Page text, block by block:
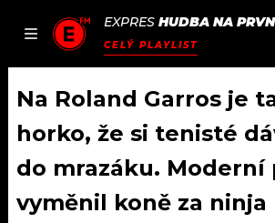
EXPRES HUDBA NA
CELÝ PLAYLIST
ČLÁNKY
Na Roland Garros je
horko, že si tenisté
do mrazáku. Moderní
vyměnil koně za